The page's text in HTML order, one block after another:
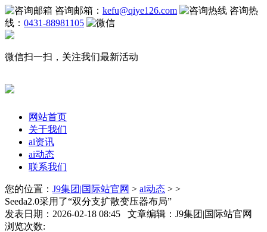
咨询邮箱： kefu@qiye126.com
咨询热
线： 0431-88981105
微信扫一扫，关注我们最新活动
网站首页
关于我们
ai资讯
ai动态
联系我们
您的位置： J9集团|国际站官网 > ai动态 > >
Seeda2.0采用了“双分支扩散变压器布局”
发表日期：2026-02-18 08:45 文章编辑：J9集团|国际站官网
浏览次数: